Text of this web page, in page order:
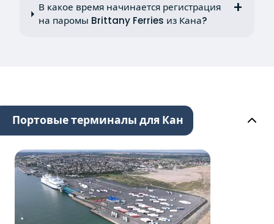
В какое время начинается регистрация
на паромы Brittany Ferries из Кана?
Портовые терминалы для Кан